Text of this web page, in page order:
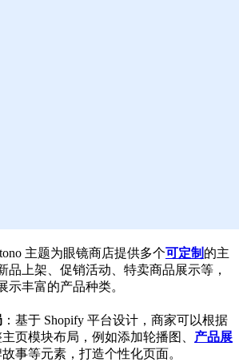
主题为眼镜商店提供多个可定制 的主
品上架、促销活动、特卖商品展示等，
示丰富的产品种类。
：基于 Shopify 平台设计，商家可以根据
页模块布局，例如添加轮播图、 产品展
事等元素，打造个性化页面。